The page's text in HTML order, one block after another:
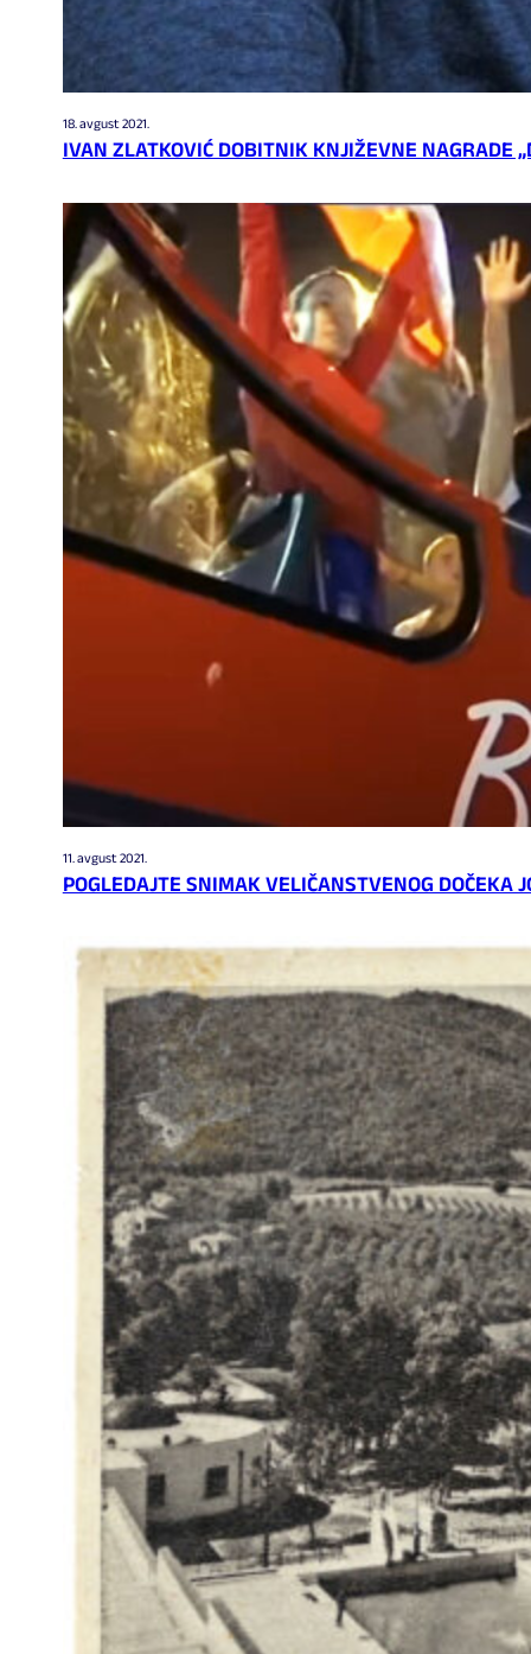
18. avgust 2021.
IVAN ZLATKOVIĆ DOBITNIK KNJIŽEVNE NAGRADE
11. avgust 2021.
POGLEDAJTE SNIMAK VELIČANSTVENOG DOČEKA